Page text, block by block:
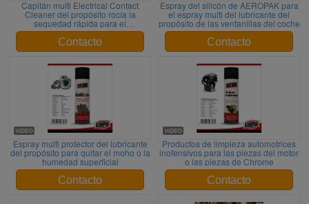
Capitán multi Electrical Contact
Cleaner del propósito rocía la
sequedad rápida para el
mantenimiento
Contacto
Espray del silicón de AEROPAK para
el espray multi del lubricante del
propósito de las ventanillas del coche
Contacto
Espray multi protector del lubricante
del propósito para quitar el moho o la
humedad superficial
Contacto
Productos de limpieza automotrices
inofensivos para las piezas del motor
o las piezas de Chrome
Contacto